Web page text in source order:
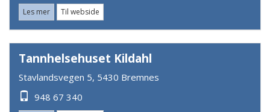
Les mer Til webside
Tannhelsehuset Kildahl
Stavlandsvegen 5, 5430 Bremnes
948 67 340